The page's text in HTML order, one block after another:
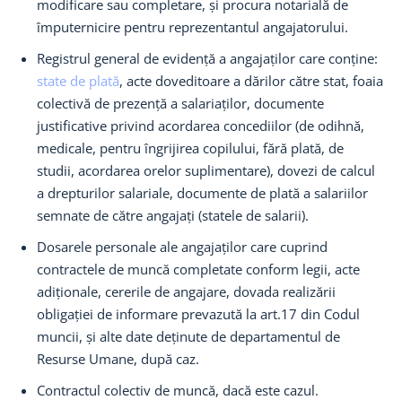
modificare sau completare, și procura notarială de
împuternicire pentru reprezentantul angajatorului.
Registrul general de evidență a angajaților care conține:
state de plată, acte doveditoare a dărilor către stat, foaia
colectivă de prezență a salariaților, documente
justificative privind acordarea concediilor (de odihnă,
medicale, pentru îngrijirea copilului, fără plată, de
studii, acordarea orelor suplimentare), dovezi de calcul
a drepturilor salariale, documente de plată a salariilor
semnate de către angajați (statele de salarii).
Dosarele personale ale angajaților care cuprind
contractele de muncă completate conform legii, acte
adiționale, cererile de angajare, dovada realizării
obligației de informare prevazută la art.17 din Codul
muncii, și alte date deținute de departamentul de
Resurse Umane, după caz.
Contractul colectiv de muncă, dacă este cazul.